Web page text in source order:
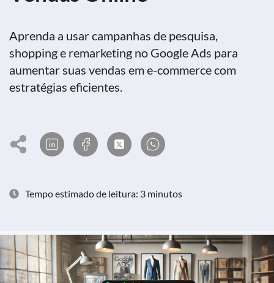
Aprenda a usar campanhas de pesquisa,
shopping e remarketing no Google Ads para
aumentar suas vendas em e-commerce com
estratégias eficientes.
Tempo estimado de leitura: 3 minutos